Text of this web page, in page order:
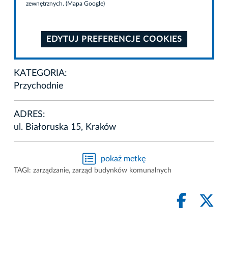
zewnętrznych. (Mapa Google)
EDYTUJ PREFERENCJE COOKIES
KATEGORIA:
Przychodnie
ADRES:
ul. Białoruska 15, Kraków
pokaż metkę
TAGI: zarządzanie, zarząd budynków komunalnych